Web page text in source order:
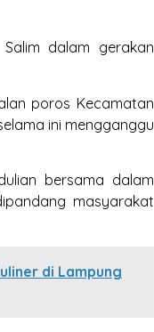
dalam gerakan
poros Kecamatan
ini mengganggu
bersama dalam
masyarakat
di Lampung